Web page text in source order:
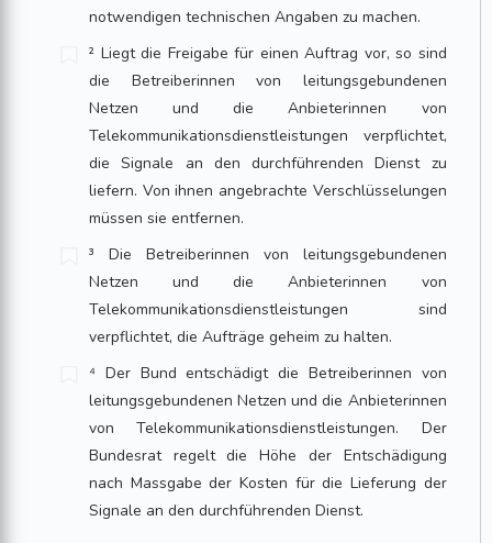
notwendigen tech­nischen Angaben zu machen.
² Liegt die Freigabe für einen Auftrag vor, so sind
die Betreiberinnen von leitungsgebundenen
Netzen und die Anbieterinnen von
Telekommunikationsdienstleistungen verpflichtet,
die Signale an den durchführenden Dienst zu
liefern. Von ihnen angebrachte Verschlüsselungen
müssen sie entfernen.
³ Die Betreiberinnen von leitungsgebundenen
Netzen und die Anbieterinnen von
Telekommunikationsdienstleistungen sind
verpflichtet, die Aufträge geheim zu halten.
⁴ Der Bund entschädigt die Betreiberinnen von
leitungsgebundenen Netzen und die Anbieterinnen
von Telekommunikationsdienstleistungen. Der
Bundesrat regelt die Höhe der Entschädigung
nach Massgabe der Kosten für die Lieferung der
Signale an den durchführenden Dienst.